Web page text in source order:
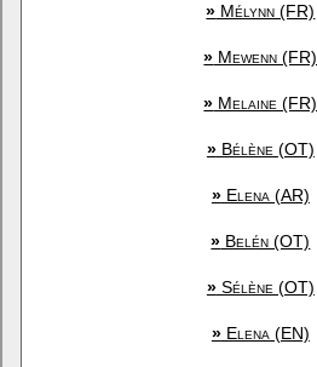
» Mélynn (FR)
» Mewenn (FR)
» Melaine (FR)
»Bélène (OT)
»Elena (AR)
» Belén (OT)
»Sélène (OT)
»Elena (EN)